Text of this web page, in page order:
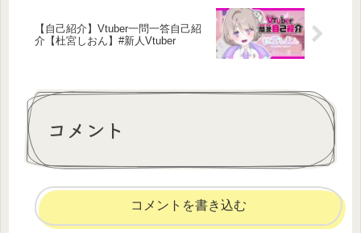
【自己紹介】Vtuber一問一答自己紹
介【杜宮しおん】#新人Vtuber
コメント
コメントを書き込む